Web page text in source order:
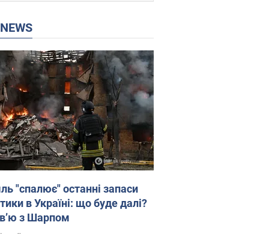
NEWS
"спалює" останні запаси
в Україні: що буде далі?
з Шарпом